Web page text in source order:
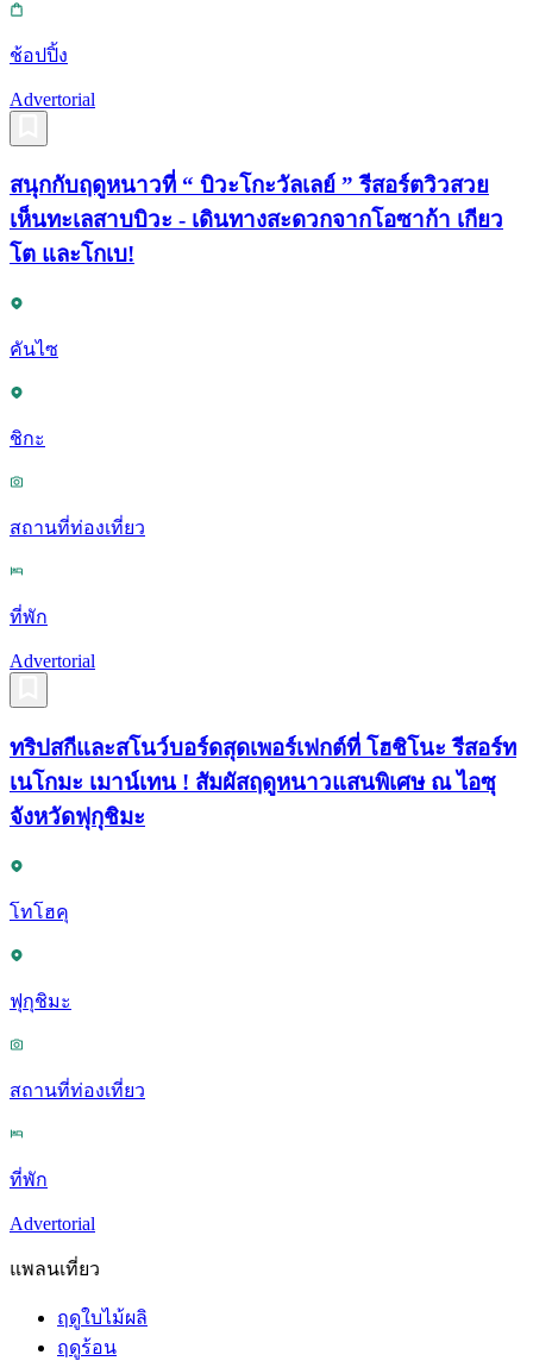
ช้อปปิ้ง
Advertorial
สนุกกับฤดูหนาวที่ “ บิวะโกะวัลเลย์ ” รีสอร์ตวิวสวย
เห็นทะเลสาบบิวะ - เดินทางสะดวกจากโอซาก้า เกียว
โต และโกเบ!
คันไซ
ชิกะ
สถานที่ท่องเที่ยว
ที่พัก
Advertorial
ทริปสกีและสโนว์บอร์ดสุดเพอร์เฟกต์ที่ โฮชิโนะ รีสอร์ท
เนโกมะ เมาน์เทน ! สัมผัสฤดูหนาวแสนพิเศษ ณ ไอซุ
จังหวัดฟุกุชิมะ
โทโฮคุ
ฟุกุชิมะ
สถานที่ท่องเที่ยว
ที่พัก
Advertorial
แพลนเที่ยว
ฤดูใบไม้ผลิ
ฤดูร้อน